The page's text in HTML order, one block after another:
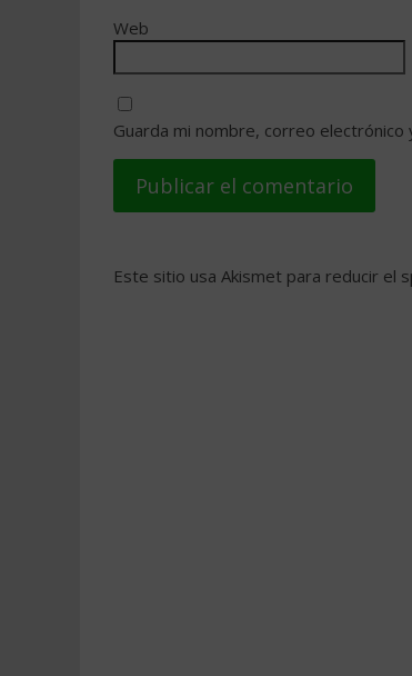
Web
Guarda mi nombre, correo
Este sitio usa Akismet para reducir el